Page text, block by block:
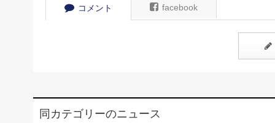
コメント facebook
同カテゴリーのニュース